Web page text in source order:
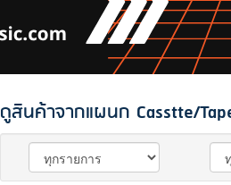
ดูสินค้าจากแผนก Casstte/